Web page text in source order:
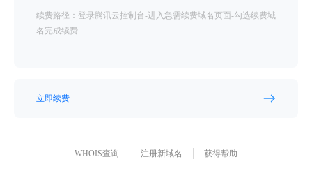
续费路径：登录腾讯云控制台-进入急需续费域名页面-勾选续费域
名完成续费
立即续费
WHOIS查询 注册新域名 获得帮助